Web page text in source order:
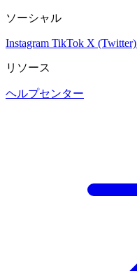
ソーシャル
Instagram TikTok X (Twitter)
リソース
ヘルプセンター